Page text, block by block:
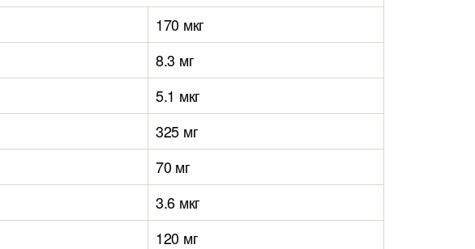
170 мкг
8.3 мг
5.1 мкг
325 мг
70 мг
3.6 мкг
120 мг